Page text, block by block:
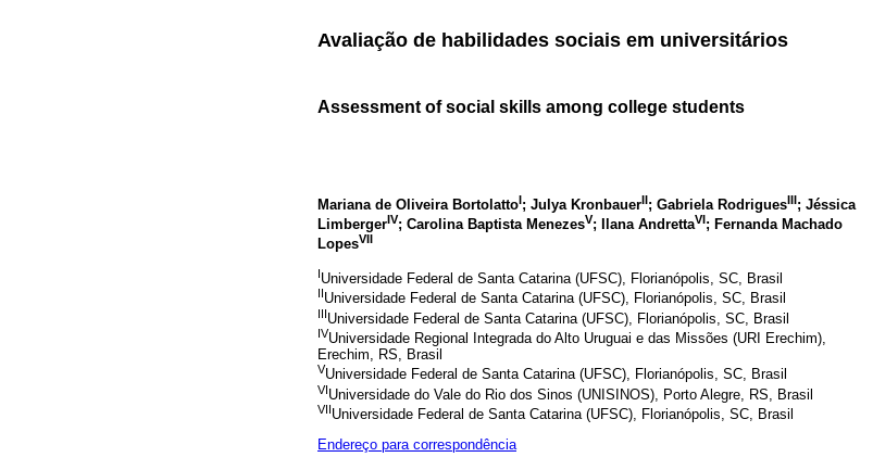
Avaliação de habilidades sociais em universitários
Assessment of social skills among college students
Mariana de Oliveira BortolattoI; Julya KronbauerII; Gabriela RodriguesIII; Jéssica
LimbergerIV; Carolina Baptista MenezesV; Ilana AndrettaVI; Fernanda Machado
LopesVII
IUniversidade Federal de Santa Catarina (UFSC), Florianópolis, SC, Brasil
IIUniversidade Federal de Santa Catarina (UFSC), Florianópolis, SC, Brasil
IIIUniversidade Federal de Santa Catarina (UFSC), Florianópolis, SC, Brasil
IVUniversidade Regional Integrada do Alto Uruguai e das Missões (URI Erechim),
Erechim, RS, Brasil
VUniversidade Federal de Santa Catarina (UFSC), Florianópolis, SC, Brasil
VIUniversidade do Vale do Rio dos Sinos (UNISINOS), Porto Alegre, RS, Brasil
VIIUniversidade Federal de Santa Catarina (UFSC), Florianópolis, SC, Brasil
Endereço para correspondência